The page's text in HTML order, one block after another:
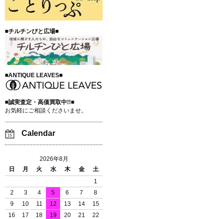
■チルチンびと広場■
■ANTIQUE LEAVES■
■誠実査定・高価買取中!!■
お気軽にご相談くださいませ。
Calendar
2026年8月
日
月 火 水 木 金
土
1
2
3 4 5 6 7
8
9
10 11 12 13 14
15
16
17 18 19 20 21
22